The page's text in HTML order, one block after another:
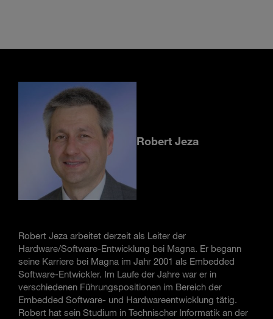
Robert Jeza
Robert Jeza arbeitet derzeit als Leiter der
Hardware/Software-Entwicklung bei Magna. Er begann
seine Karriere bei Magna im Jahr 2001 als Embedded
Software-Entwickler. Im Laufe der Jahre war er in
verschiedenen Führungspositionen im Bereich der
Embedded Software- und Hardwareentwicklung tätig.
Robert hat sein Studium in Technischer Informatik an der